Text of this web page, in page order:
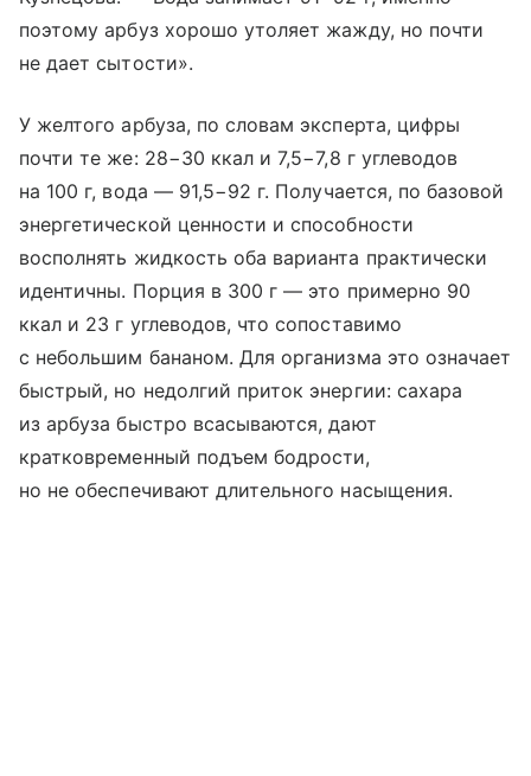
поэтому арбуз хорошо утоляет жажду, но почти
не дает сытости».
У желтого арбуза, по словам эксперта, цифры
почти те же: 28−30 ккал и 7,5−7,8 г углеводов
на 100 г, вода — 91,5−92 г. Получается, по базовой
энергетической ценности и способности
восполнять жидкость оба варианта практически
идентичны. Порция в 300 г — это примерно 90
ккал и 23 г углеводов, что сопоставимо
с небольшим бананом. Для организма это означает
быстрый, но недолгий приток энергии: сахара
из арбуза быстро всасываются, дают
кратковременный подъем бодрости,
но не обеспечивают длительного насыщения.